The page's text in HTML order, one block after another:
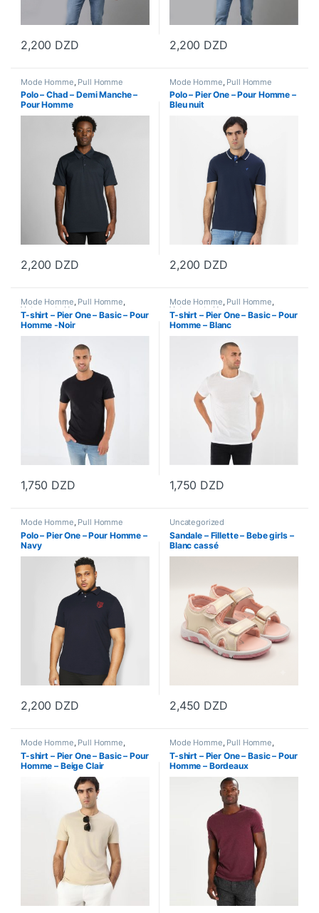
2,200 DZD
Ce produit a plusieurs variations. Les options peuvent être
2,200 DZD
Ce produit a plusieurs
Mode Homme Pull Homme
Polo – Chad – Demi Manche –
Pour Homme
2,200 DZD
Ce produit a plusieurs variations. Les options peuvent être
Mode Homme Pull Homme
Polo – Pier One – Pour Homme –
Bleu nuit
2,200 DZD
Ce produit a plusieurs
Mode Homme, Pull Homme,
Vetements Homme
T-shirt – Pier One – Basic – Pour
Homme -Noir
1,750 DZD
Ce produit a plusieurs variations. Les options peuvent être
Mode Homme, Pull Homme,
Vetements Homme
T-shirt – Pier One – Basic – Pour
Homme – Blanc
1,750 DZD
Ce produit a plusieurs
Mode Homme, Pull Homme
Polo – Pier One – Pour Homme –
Navy
2,200 DZD
Ce produit a plusieurs variations. Les options peuvent être
Uncategorized
Sandale – Fillette – Bebe girls –
Blanc cassé
2,450 DZD
Ce produit a plusieurs
Mode Homme, Pull Homme,
Vetements Homme
T-shirt – Pier One – Basic – Pour
Homme – Beige Clair
Mode Homme, Pull Homme,
Vetements Homme
T-shirt – Pier One – Basic – Pour
Homme – Bordeaux